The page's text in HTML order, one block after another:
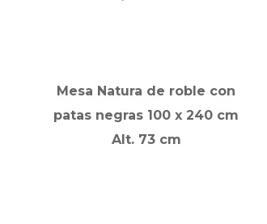
Mesa Natura de roble con
patas negras 100 x 240 cm
Alt. 73 cm